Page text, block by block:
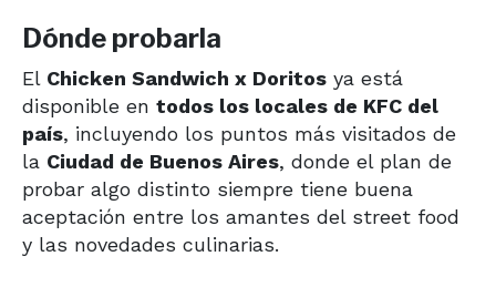
Dónde probarla
El Chicken Sandwich x Doritos ya está
disponible en todos los locales de KFC del
país, incluyendo los puntos más visitados de
la Ciudad de Buenos Aires, donde el plan de
probar algo distinto siempre tiene buena
aceptación entre los amantes del street food
y las novedades culinarias.